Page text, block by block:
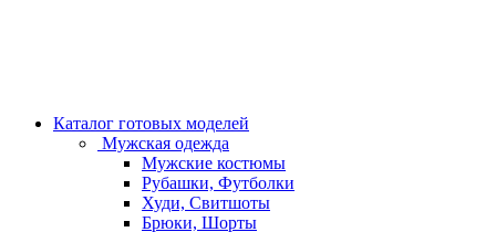
Каталог готовых моделей
Мужская одежда
Мужские костюмы
Рубашки, Футболки
Худи, Свитшоты
Брюки, Шорты